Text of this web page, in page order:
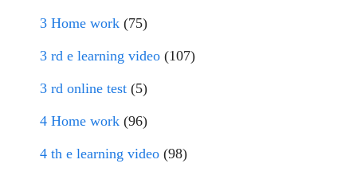
3 Home work (75)
3 rd e learning video (107)
3 rd online test (5)
4 Home work (96)
4 th e learning video (98)